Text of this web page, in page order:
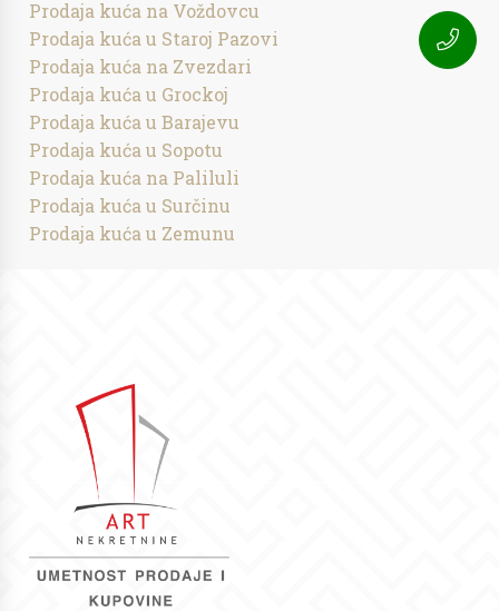
Prodaja kuća na Voždovcu
Prodaja kuća u Staroj Pazovi
Prodaja kuća na Zvezdari
Prodaja kuća u Grockoj
Prodaja kuća u Barajevu
Prodaja kuća u Sopotu
Prodaja kuća na Paliluli
Prodaja kuća u Surčinu
Prodaja kuća u Zemunu